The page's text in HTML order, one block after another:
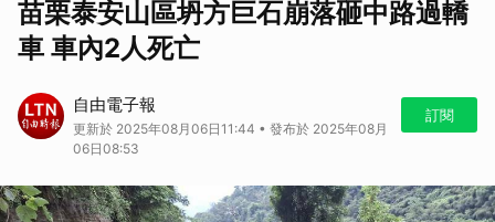
苗栗泰安山區坍方巨石崩落砸中路過轎
車 車內2人死亡
自由電子報
更新於 2025年08月06日11:44 • 發布於 2025年08月
06日08:53
訂閱